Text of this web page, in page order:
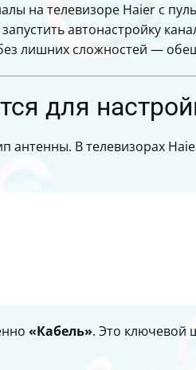
на телевизоре Haier с
автонастройку
без лишних сложностей —
для
В телевизорах
«Кабель». Это ключевой